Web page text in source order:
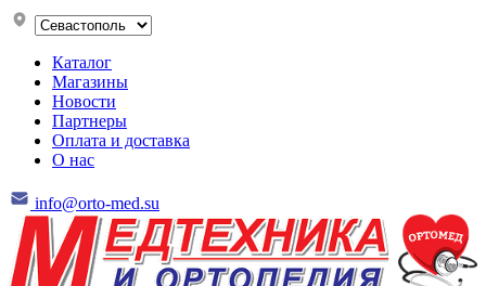
Каталог
Магазины
Новости
Партнеры
Оплата и доставка
О нас
info@orto-med.su